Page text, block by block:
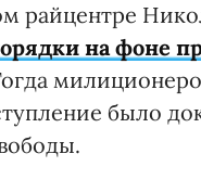
райцентре
на фоне
было